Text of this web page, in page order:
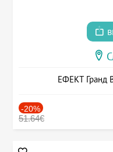
ЕФЕКТ Гранд
-20%
51.64€